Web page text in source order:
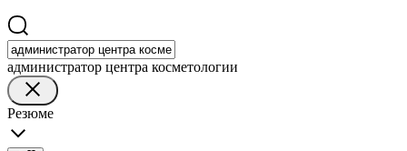
администратор центра косметологии
Резюме